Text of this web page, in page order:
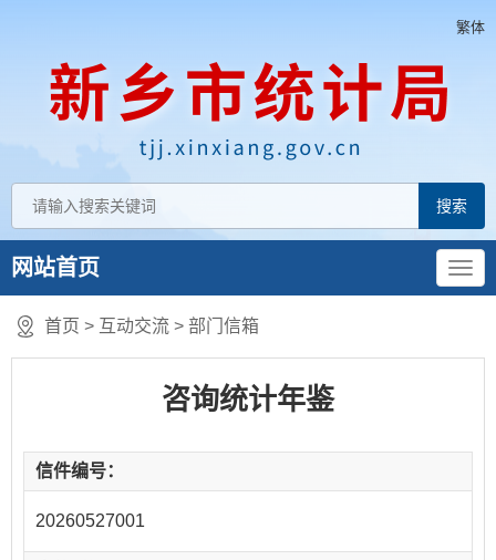
繁体
网站首页
首页 > 互动交流 > 部门信箱
咨询统计年鉴
信件编号：
20260527001